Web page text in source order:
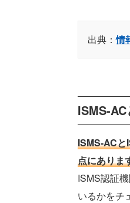
出典：情
ISMS-
ISMS-ACと
点にありま
ISMS認証
いるかをチ